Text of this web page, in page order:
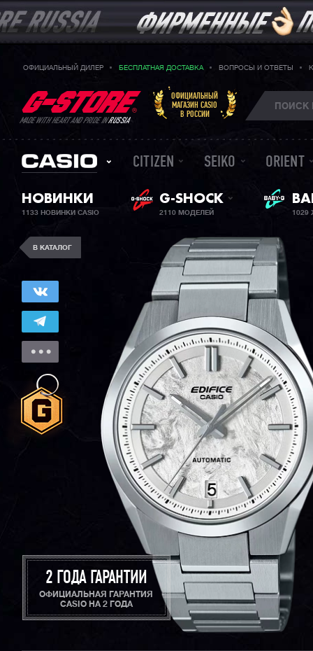
ОФИЦИАЛЬНЫЙ ДИЛЕР БЕСПЛАТНАЯ ДОСТАВКА ВОПРОСЫ И ОТВЕТЫ
MADE WITH HEART AND PRIDE INRUSSIA
ОФИЦИАЛЬНЫЙ
МАГАЗИН CASIO
В РОССИИ
CITIZEN SEIKO ORIENT
НОВИНКИ
1133 НОВИНКИ CASIO
G-SHOCK
2110 МОДЕЛЕЙ 1029
В КАТАЛОГ
2 ГОДА ГАРАНТИИ
ОФИЦИАЛЬНАЯ ГАРАНТИЯ
CASIO НА 2 ГОДА